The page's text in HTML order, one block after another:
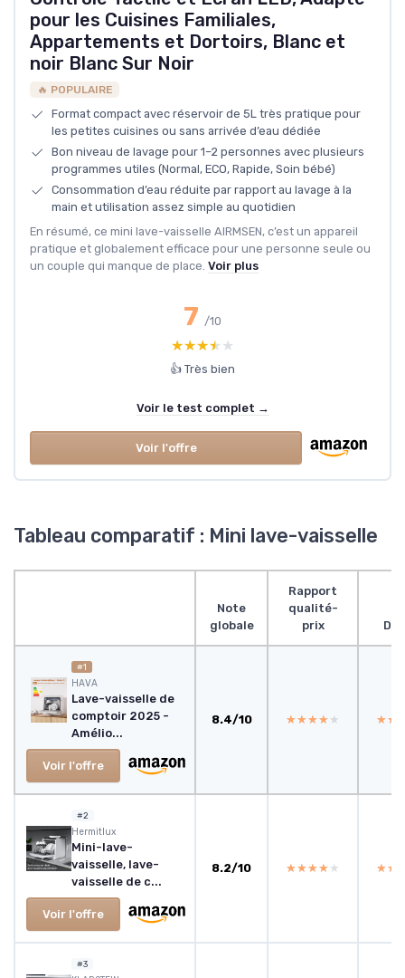
pour les Cuisines Familiales,
Appartements et Dortoirs, Blanc et
noir Blanc Sur Noir
🔥 POPULAIRE
Format compact avec réservoir de 5L très pratique pour
les petites cuisines ou sans arrivée d’eau dédiée
Bon niveau de lavage pour 1–2 personnes avec plusieurs
programmes utiles (Normal, ECO, Rapide, Soin bébé)
Consommation d’eau réduite par rapport au lavage à la
main et utilisation assez simple au quotidien
En résumé, ce mini lave-vaisselle AIRMSEN, c’est un appareil
pratique et globalement efficace pour une personne seule ou
un couple qui manque de place. Voir plus
7 /10
★★★★★
★★★★★
👍 Très bien
Voir le test complet →
Voir l'offre
Tableau comparatif : Mini lave-vaisselle
Note
globale
Rapport
qualité-
prix
#1
HAVA
Lave-vaisselle de
comptoir 2025 -
Amélio...
Voir l'offre
8.4/10 ★★★★★
★★★★★
#2
Hermitlux
Mini-lave-
vaisselle, lave-
vaisselle de c...
Voir l'offre
8.2/10 ★★★★★
★★★★★
#3